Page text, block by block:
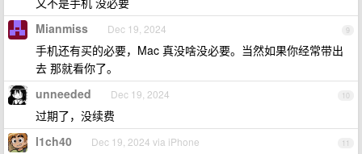
9
Mianmiss Dec 19, 2024
手机还有买的必要，Mac 真没啥没必要。当然如果你经常带出
去 那就看你了。
10
unneeded Dec 19, 2024
过期了，没续费
11
l1ch40 Dec 19, 2024 via iPhone